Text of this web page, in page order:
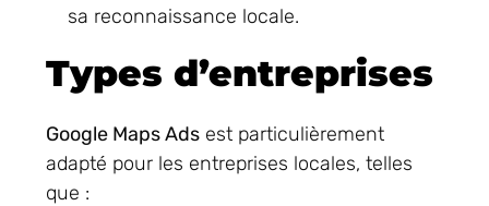
sa reconnaissance locale.
Types d’entreprises
Google Maps Ads est particulièrement
adapté pour les entreprises locales, telles
que :